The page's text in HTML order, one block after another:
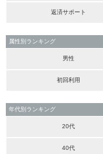
返済サポート
属性別ランキング
男性
初回利用
年代別ランキング
20代
40代